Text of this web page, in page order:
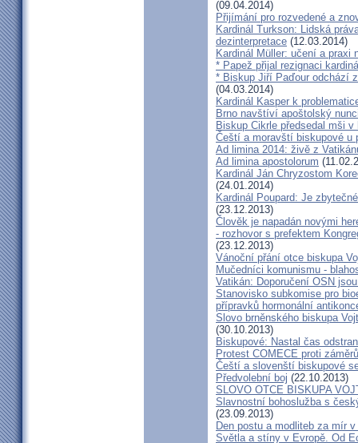
(09.04.2014)
Přijímání pro rozvedené a
Kardinál Turkson: Lidská
dezinterpretace (12.03.2014)
Kardinál Müller: učení a praxi
* Papež přijal rezignaci
* Biskup Jiří Paďour odchází
(04.03.2014)
Kardinál Kasper k
Brno navštíví apoštolský
Biskup Cikrle předsedal mši
Čeští a moravští biskupové u
Ad limina 2014: živě z
Ad limina apostolorum
Kardinál Ján Chryzostom
(24.01.2014)
Kardinál Poupard: Je
(23.12.2013)
Člověk je napadán novými
- rozhovor s prefektem
(23.12.2013)
Vánoční přání otce biskupa
Mučedníci komunismu -
Vatikán: Doporučení OSN
Stanovisko subkomise pro
přípravků hormonální
Slovo brněnského biskupa
(30.10.2013)
Biskupové: Nastal čas
Protest COMECE proti
Čeští a slovenští biskupové
Předvolební boj (22.10.2013)
SLOVO OTCE BISKUPA
Slavnostní bohoslužba s
(23.09.2013)
Den postu a modliteb za mír
Světla a stíny v Evropě. Od